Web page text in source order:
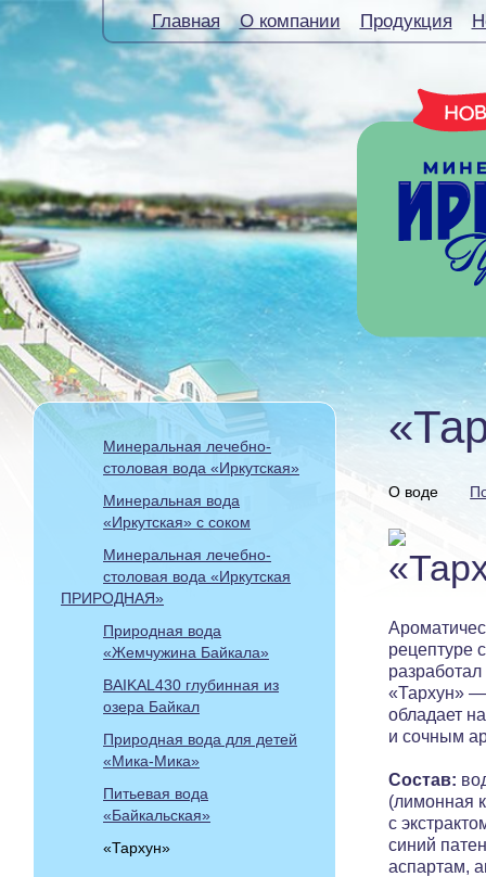
Главная О компании Продукция
Минеральная лечебно-
столовая вода «Иркутская»
Минеральная вода
«Иркутская» с соком
Минеральная лечебно-
столовая вода «Иркутская
ПРИРОДНАЯ»
Природная вода
«Жемчужина Байкала»
BAIKAL430 глубинная из
озера Байкал
Природная вода для детей
«Мика-Мика»
Питьевая вода
«Байкальская»
«Тархун»
О воде
рецептуре
«Тархун» —
обладает
и сочным
Состав:
(лимонная
с
синий
аспартам,